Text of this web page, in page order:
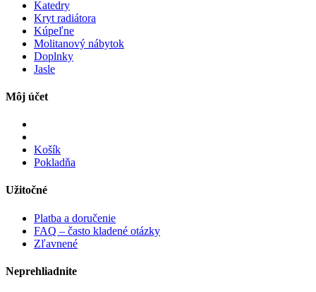
Katedry
Kryt radiátora
Kúpeľne
Molitanový nábytok
Doplnky
Jasle
Môj účet
Košík
Pokladňa
Užitočné
Platba a doručenie
FAQ – často kladené otázky
Zľavnené
Neprehliadnite